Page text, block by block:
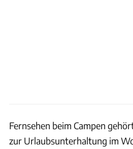
Fernsehen beim Campen
zur Urlaubsunterhaltung im